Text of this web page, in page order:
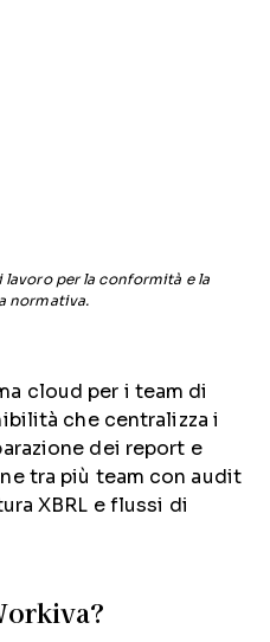
per la conformità e la
normativa.
cloud per i team di
che centralizza i
dei report e
tra più team con audit
XBRL e flussi di